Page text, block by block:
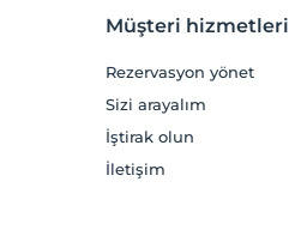
Müşteri hizmetleri
Rezervasyon yönet
Sizi arayalım
İştirak olun
İletişim